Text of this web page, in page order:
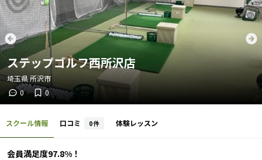
ステップゴルフ西所沢店
埼玉県所沢市
0
0
スクール情報 口コミ 0件 体験レッスン
会員満足度97.8%！